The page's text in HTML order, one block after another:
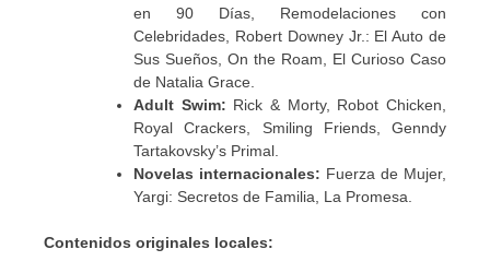
en 90 Días, Remodelaciones con
Celebridades, Robert Downey Jr.: El Auto de
Sus Sueños, On the Roam, El Curioso Caso
de Natalia Grace.
Adult Swim: Rick & Morty, Robot Chicken,
Royal Crackers, Smiling Friends, Genndy
Tartakovsky’s Primal.
Novelas internacionales: Fuerza de Mujer,
Yargi: Secretos de Familia, La Promesa.
Contenidos originales locales: